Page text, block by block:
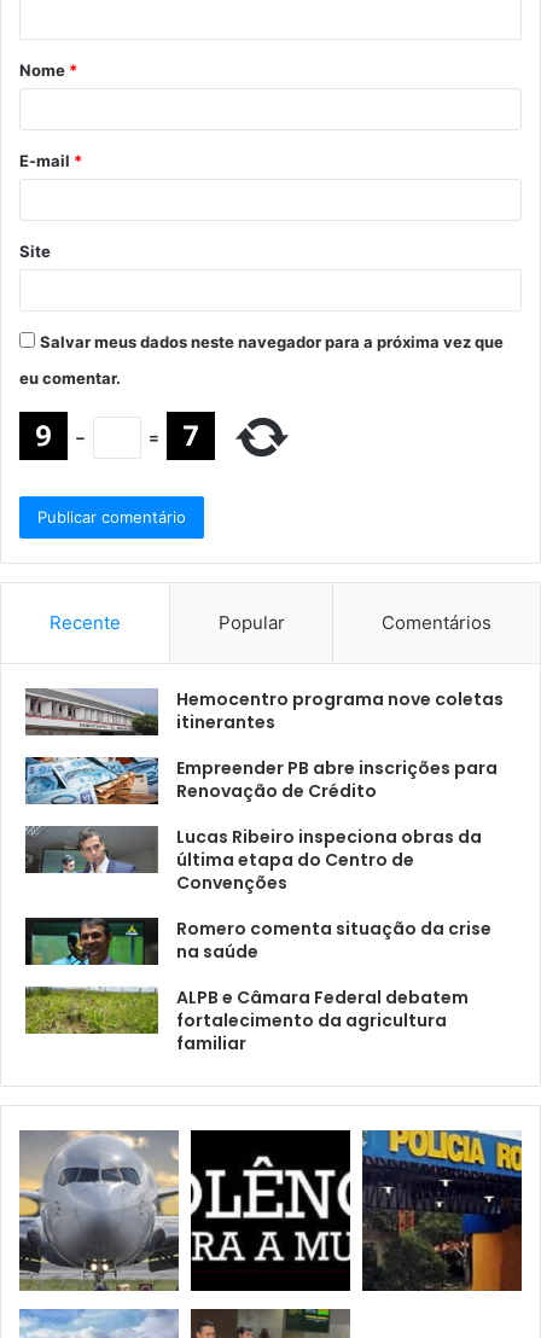
Nome *
E-mail *
Site
Salvar meus dados neste navegador para a próxima vez que
eu comentar.
− =
Recente Popular Comentários
Hemocentro programa nove coletas
itinerantes
Empreender PB abre inscrições para
Renovação de Crédito
Lucas Ribeiro inspeciona obras da
última etapa do Centro de
Convenções
Romero comenta situação da crise
na saúde
ALPB e Câmara Federal debatem
fortalecimento da agricultura
familiar